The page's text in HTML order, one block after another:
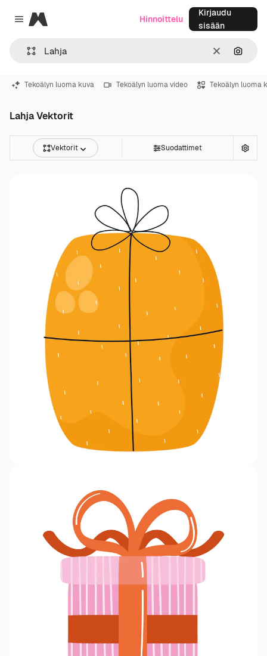
Close menu
Magnific
SelkeäHae
Hinnoittelu
Kirjaudu
sisään
Tekoälyn luoma kuva Tekoälyn luoma video Tekoälyn luoma
Lahja Vektorit
Vektorit Suodattimet